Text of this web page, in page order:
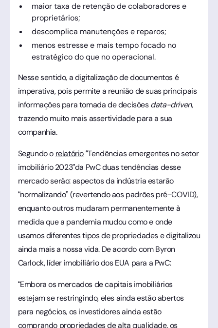
maior taxa de retenção de colaboradores e
proprietários;
descomplica manutenções e reparos;
menos estresse e mais tempo focado no
estratégico do que no operacional.
Nesse sentido, a digitalização de documentos é
imperativa, pois permite a reunião de suas principais
informações para tomada de decisõesdata-driven,
trazendo muito mais assertividade para a sua
companhia.
Segundo o relatório“Tendências emergentes no setor
imobiliário 2023”da PwC duas tendências desse
mercado serão: aspectos da indústria estarão
“normalizando” (revertendo aos padrões pré-COVID),
enquanto outros mudaram permanentemente à
medida que a pandemia mudou como e onde
usamos diferentes tipos de propriedades e digitalizou
ainda mais a nossa vida. De acordo com Byron
Carlock, líder imobiliário dos EUA para a PwC:
“Embora os mercados de capitais imobiliários
estejam se restringindo, eles ainda estão abertos
para negócios, os investidores ainda estão
comprando propriedades de alta qualidade, os